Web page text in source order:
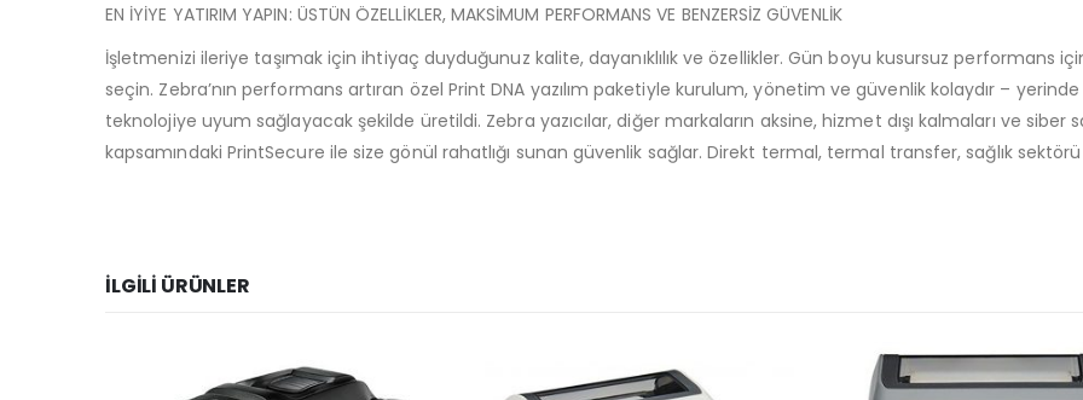
EN İYİYE YATIRIM YAPIN: ÜSTÜN ÖZELLİKLER, MAKSİMUM PERFORMANS VE BENZERSİZ GÜVENLİK
İşletmenizi ileriye taşımak için ihtiyaç duyduğunuz kalite, dayanıklılık ve özellikler. Gün boyu kusursuz performans
seçin. Zebra’nın performans artıran özel Print DNA yazılım paketiyle kurulum, yönetim ve güvenlik kolaydır –
teknolojiye uyum sağlayacak şekilde üretildi. Zebra yazıcılar, diğer markaların aksine, hizmet dışı kalmaları ve siber
kapsamındaki PrintSecure ile size gönül rahatlığı sunan güvenlik sağlar. Direkt termal, termal transfer, sağlık
İLGILI ÜRÜNLER